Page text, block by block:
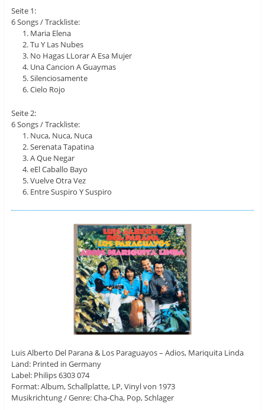
Seite 1:
6 Songs / Trackliste:
Maria Elena
Tu Y Las Nubes
No Hagas LLorar A Esa Mujer
Una Cancion A Guaymas
Silenciosamente
Cielo Rojo
Seite 2:
6 Songs / Trackliste:
Nuca, Nuca, Nuca
Serenata Tapatina
A Que Negar
eEl Caballo Bayo
Vuelve Otra Vez
Entre Suspiro Y Suspiro
Luis Alberto Del Parana & Los Paraguayos – Adios, Mariquita Linda
Land: Printed in Germany
Label: Philips 6303 074
Format: Album, Schallplatte, LP, Vinyl von 1973
Musikrichtung / Genre: Cha-Cha, Pop, Schlager